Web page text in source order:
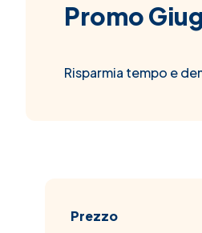
Promo
Risparmia tempo e
Passa
Prezzo